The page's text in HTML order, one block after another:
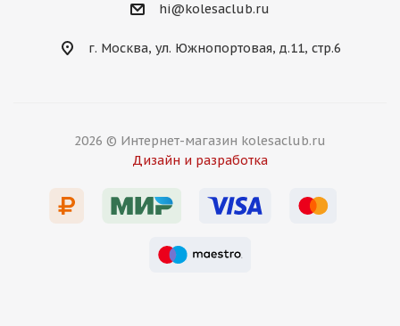
hi@kolesaclub.ru
г. Москва, ул. Южнопортовая, д.11, стр.6
2026 © Интернет-магазин kolesaclub.ru
Дизайн и разработка